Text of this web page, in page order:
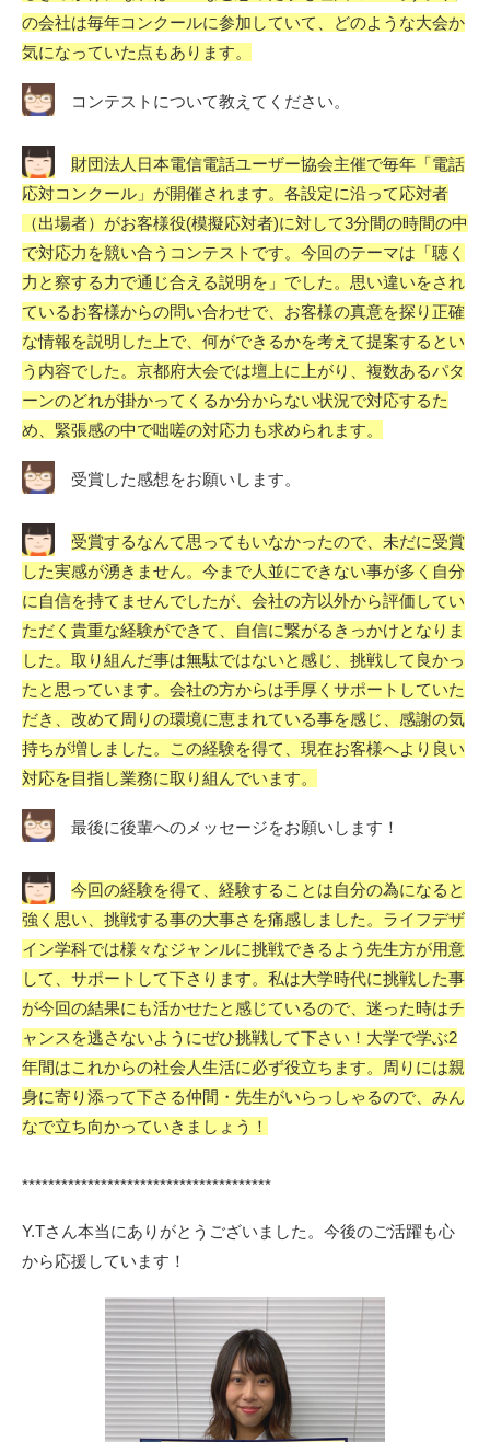
の会社は毎年コンクールに参加していて、どのような大会か
気になっていた点もあります。
コンテストについて教えてください。
財団法人日本電信電話ユーザー協会主催で毎年「電話
応対コンクール」が開催されます。各設定に沿って応対者
（出場者）がお客様役(模擬応対者)に対して3分間の時間の中
で対応力を競い合うコンテストです。今回のテーマは「聴く
力と察する力で通じ合える説明を」でした。思い違いをされ
ているお客様からの問い合わせで、お客様の真意を探り正確
な情報を説明した上で、何ができるかを考えて提案するとい
う内容でした。京都府大会では壇上に上がり、複数あるパタ
ーンのどれが掛かってくるか分からない状況で対応するた
め、緊張感の中で咄嗟の対応力も求められます。
受賞した感想をお願いします。
受賞するなんて思ってもいなかったので、未だに受賞
した実感が湧きません。今まで人並にできない事が多く自分
に自信を持てませんでしたが、会社の方以外から評価してい
ただく貴重な経験ができて、自信に繋がるきっかけとなりま
した。取り組んだ事は無駄ではないと感じ、挑戦して良かっ
たと思っています。会社の方からは手厚くサポートしていた
だき、改めて周りの環境に恵まれている事を感じ、感謝の気
持ちが増しました。この経験を得て、現在お客様へより良い
対応を目指し業務に取り組んでいます。
最後に後輩へのメッセージをお願いします！
今回の経験を得て、経験することは自分の為になると
強く思い、挑戦する事の大事さを痛感しました。ライフデザ
イン学科では様々なジャンルに挑戦できるよう先生方が用意
して、サポートして下さります。私は大学時代に挑戦した事
が今回の結果にも活かせたと感じているので、迷った時はチ
ャンスを逃さないようにぜひ挑戦して下さい！大学で学ぶ2
年間はこれからの社会人生活に必ず役立ちます。周りには親
身に寄り添って下さる仲間・先生がいらっしゃるので、みん
なで立ち向かっていきましょう！
**************************************
Y.Tさん本当にありがとうございました。今後のご活躍も心
から応援しています！